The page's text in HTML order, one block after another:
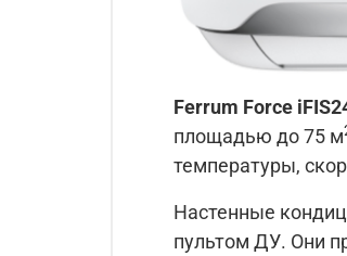
Ferrum Force
площадью до 75 м
температуры,
Настенные
пультом ДУ. Они